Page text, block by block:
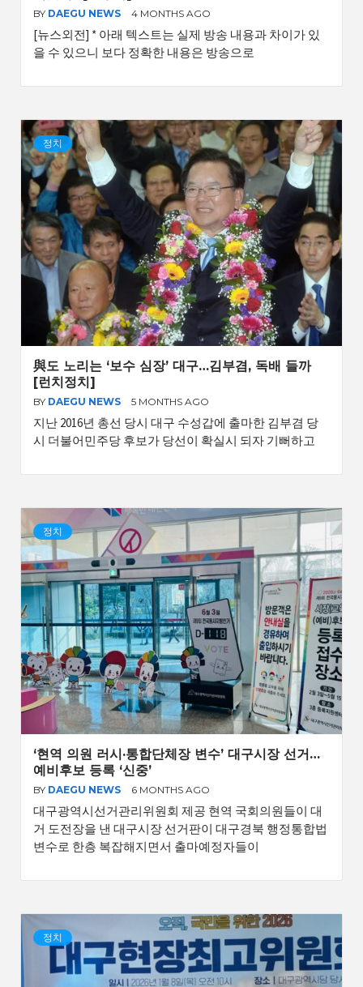
BY DAEGU NEWS 4 MONTHS AGO
[뉴스외전] * 아래 텍스트는 실제 방송 내용과 차이가 있
을 수 있으니 보다 정확한 내용은 방송으로
정치
與도 노리는 ‘보수 심장’ 대구…김부겸, 독배 들까
[런치정치]
BY DAEGU NEWS 5 MONTHS AGO
지난 2016년 총선 당시 대구 수성갑에 출마한 김부겸 당
시 더불어민주당 후보가 당선이 확실시 되자 기뻐하고
정치
‘현역 의원 러시·통합단체장 변수’ 대구시장 선거…
예비후보 등록 ‘신중’
BY DAEGU NEWS 6 MONTHS AGO
대구광역시선거관리위원회 제공 현역 국회의원들이 대
거 도전장을 낸 대구시장 선거판이 대구경북 행정통합법
변수로 한층 복잡해지면서 출마예정자들이
정치